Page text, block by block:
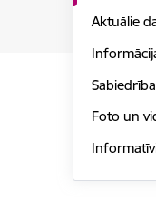
Aktuālie
Foto un